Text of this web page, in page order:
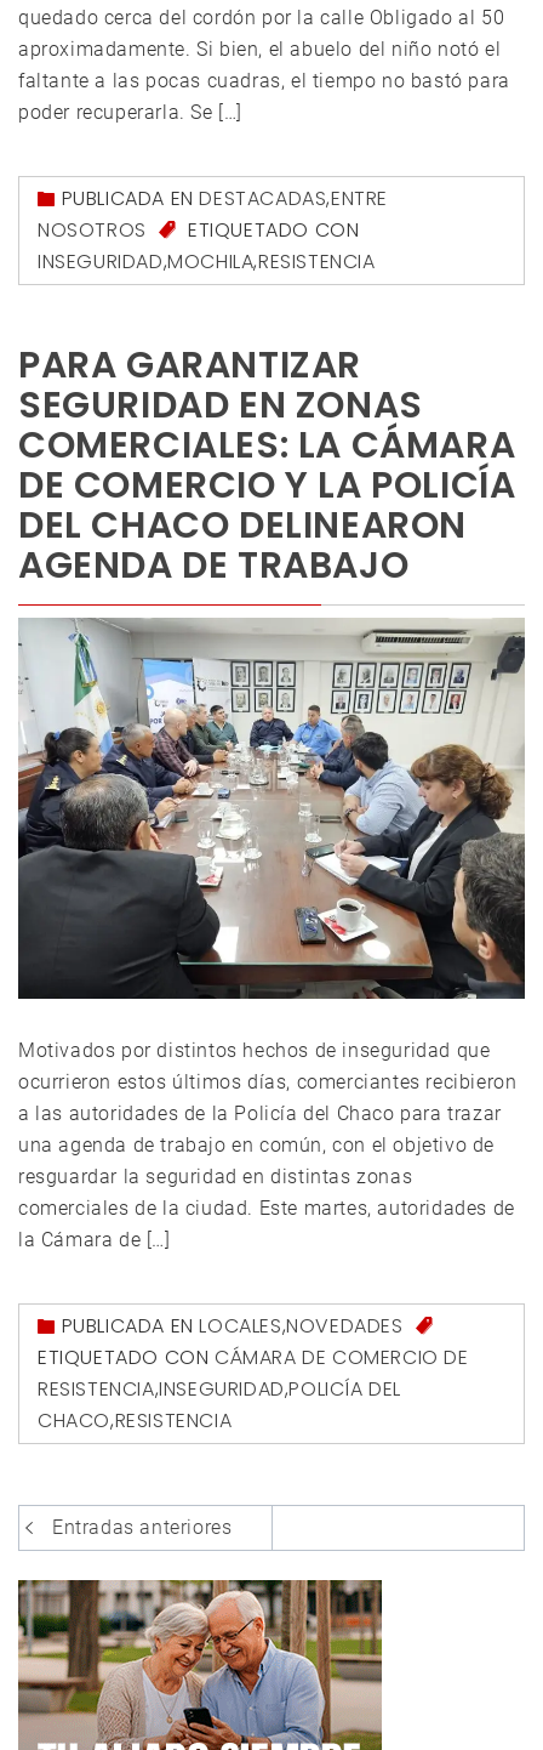
quedado cerca del cordón por la calle Obligado al 50
aproximadamente. Si bien, el abuelo del niño notó el
faltante a las pocas cuadras, el tiempo no bastó para
poder recuperarla. Se […]
PUBLICADA ENDESTACADAS,ENTRE
NOSOTROS
ETIQUETADO CON
INSEGURIDAD,MOCHILA,RESISTENCIA
PARA GARANTIZAR
SEGURIDAD EN ZONAS
COMERCIALES: LA CÁMARA
DE COMERCIO Y LA POLICÍA
DEL CHACO DELINEARON
AGENDA DE TRABAJO
Motivados por distintos hechos de inseguridad que
ocurrieron estos últimos días, comerciantes recibieron
a las autoridades de la Policía del Chaco para trazar
una agenda de trabajo en común, con el objetivo de
resguardar la seguridad en distintas zonas
comerciales de la ciudad. Este martes, autoridades de
la Cámara de […]
PUBLICADA ENLOCALES,NOVEDADES
ETIQUETADO CON CÁMARA DE COMERCIO DE
RESISTENCIA,INSEGURIDAD,POLICÍA DEL
CHACO,RESISTENCIA
Navegación
de
entradas
Entradas anteriores